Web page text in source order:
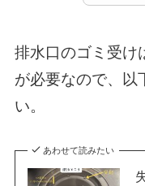
排水口のゴミ受け
が必要なので、以
い。
あわせて読みたい